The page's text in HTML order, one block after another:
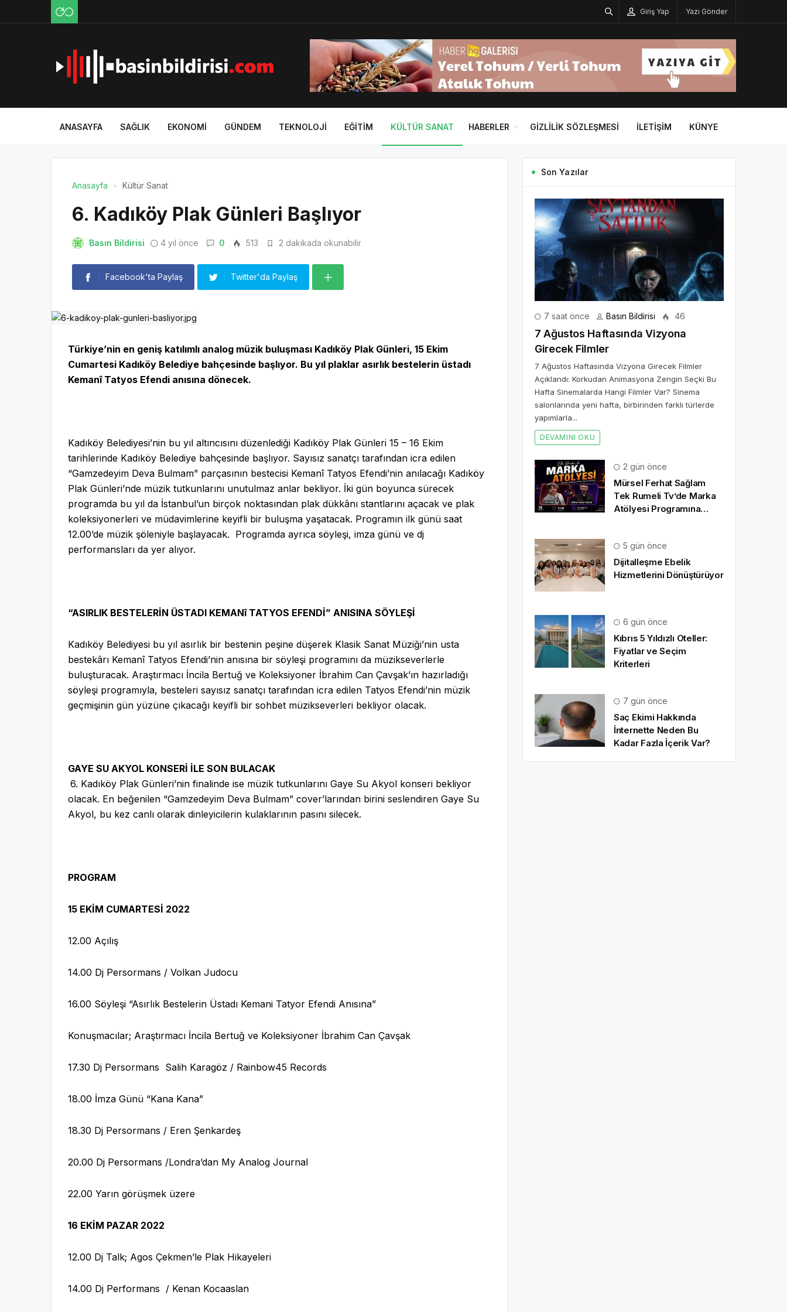
Giriş Yap Yazı Gönder
ANASAYFA SAĞLIK EKONOMI GÜNDEM TEKNOLOJI EĞITIM KÜLTÜR SANAT HABERLER GIZLILIK SÖZLEŞMESI İLETIŞIM KÜNYE
Anasayfa Kültür Sanat
6. Kadıköy Plak Günleri Başlıyor
Basın Bildirisi 4 yıl önce 0 513 2 dakikada okunabilir
Facebook'ta Paylaş Twitter'da Paylaş
Türkiye’nin en geniş katılımlı analog müzik buluşması Kadıköy Plak Günleri, 15 Ekim
Cumartesi Kadıköy Belediye bahçesinde başlıyor. Bu yıl plaklar asırlık bestelerin üstadı
Kemanî Tatyos Efendi anısına dönecek.
Kadıköy Belediyesi’nin bu yıl altıncısını düzenlediği Kadıköy Plak Günleri 15 – 16 Ekim
tarihlerinde Kadıköy Belediye bahçesinde başlıyor. Sayısız sanatçı tarafından icra edilen
“Gamzedeyim Deva Bulmam” parçasının bestecisi Kemanî Tatyos Efendi’nin anılacağı Kadıköy
Plak Günleri’nde müzik tutkunlarını unutulmaz anlar bekliyor. İki gün boyunca sürecek
programda bu yıl da İstanbul’un birçok noktasından plak dükkânı stantlarını açacak ve plak
koleksiyonerleri ve müdavimlerine keyifli bir buluşma yaşatacak. Programın ilk günü saat
12.00’de müzik şöleniyle başlayacak. Programda ayrıca söyleşi, imza günü ve dj
performansları da yer alıyor.
“ASIRLIK BESTELERİN ÜSTADI KEMANî TATYOS EFENDİ” ANISINA SÖYLEŞİ
Kadıköy Belediyesi bu yıl asırlık bir bestenin peşine düşerek Klasik Sanat Müziği’nin usta
bestekârı Kemanî Tatyos Efendi’nin anısına bir söyleşi programını da müzikseverlerle
buluşturacak. Araştırmacı İncila Bertuğ ve Koleksiyoner İbrahim Can Çavşak’ın hazırladığı
söyleşi programıyla, besteleri sayısız sanatçı tarafından icra edilen Tatyos Efendi’nin müzik
geçmişinin gün yüzüne çıkacağı keyifli bir sohbet müzikseverleri bekliyor olacak.
GAYE SU AKYOL KONSERİ İLE SON BULACAK
6. Kadıköy Plak Günleri’nin finalinde ise müzik tutkunlarını Gaye Su Akyol konseri bekliyor
olacak. En beğenilen “Gamzedeyim Deva Bulmam” cover’larından birini seslendiren Gaye Su
Akyol, bu kez canlı olarak dinleyicilerin kulaklarının pasını silecek.
PROGRAM
15 EKİM CUMARTESİ 2022
12.00 Açılış
14.00 Dj Persormans / Volkan Judocu
16.00 Söyleşi “Asırlık Bestelerin Üstadı Kemani Tatyor Efendi Anısına”
Konuşmacılar; Araştırmacı İncila Bertuğ ve Koleksiyoner İbrahim Can Çavşak
17.30 Dj Persormans Salih Karagöz / Rainbow45 Records
18.00 İmza Günü “Kana Kana”
18.30 Dj Persormans / Eren Şenkardeş
20.00 Dj Persormans /Londra’dan My Analog Journal
22.00 Yarın görüşmek üzere
16 EKİM PAZAR 2022
12.00 Dj Talk; Agos Çekmen’le Plak Hikayeleri
14.00 Dj Performans / Kenan Kocaaslan
Son Yazılar
7 saat önce Basın Bildirisi 46
7 Ağustos Haftasında Vizyona
Girecek Filmler
7 Ağustos Haftasında Vizyona Girecek Filmler
Açıklandı: Korkudan Animasyona Zengin Seçki Bu
Hafta Sinemalarda Hangi Filmler Var? Sinema
salonlarında yeni hafta, birbirinden farklı türlerde
yapımlarla...
DEVAMINI OKU
2 gün önce
Mürsel Ferhat Sağlam
Tek Rumeli Tv’de Marka
Atölyesi Programına
5 gün önce
Dijitalleşme Ebelik
Hizmetlerini Dönüştürüyor
6 gün önce
Kıbrıs 5 Yıldızlı Oteller:
Fiyatlar ve Seçim
Kriterleri
7 gün önce
Saç Ekimi Hakkında
İnternette Neden Bu
Kadar Fazla İçerik Var?